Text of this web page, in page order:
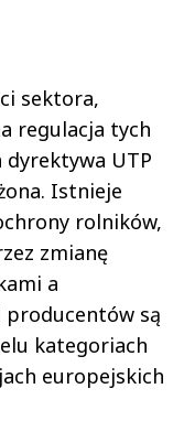
sektora,
regulacja tych
dyrektywa UTP
Istnieje
rolników,
zmianę
a
są
kategoriach
europejskich